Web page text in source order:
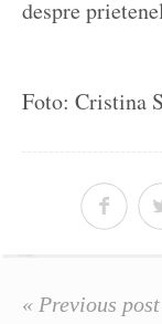
despre
Foto: Cristina
« Previous post